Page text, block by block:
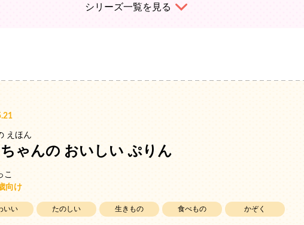
シリーズ一覧を見る
えほん
ゃんの おいしい ぷりん
こ
向け
いい たのしい 生きもの 食べもの かぞく